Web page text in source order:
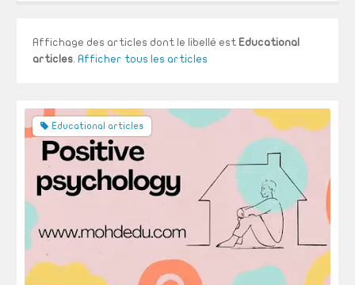
Affichage des articles dont le libellé est Educational
articles. Afficher tous les articles
Educational articles